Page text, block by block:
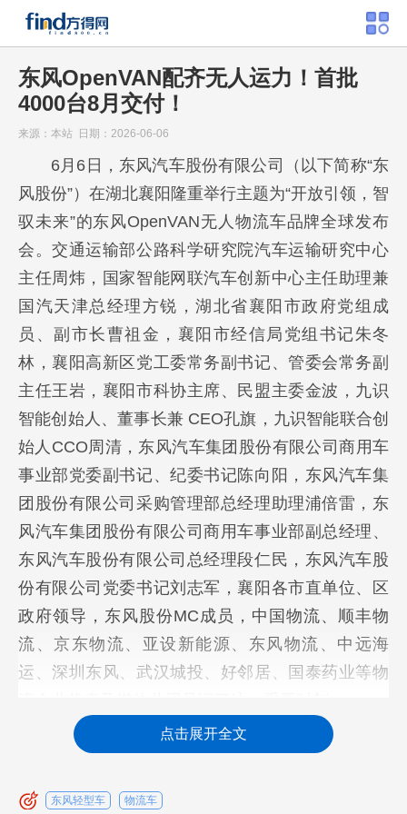
东风OpenVAN配齐无人运力！首批
4000台8月交付！
来源：本站 日期：2026-06-06
6月6日，东风汽车股份有限公司（以下简称“东
风股份”）在湖北襄阳隆重举行主题为“开放引领，智
驭未来”的东风OpenVAN无人物流车品牌全球发布
会。交通运输部公路科学研究院汽车运输研究中心
主任周炜，国家智能网联汽车创新中心主任助理兼
国汽天津总经理方锐，湖北省襄阳市政府党组成
员、副市长曹祖金，襄阳市经信局党组书记朱冬
林，襄阳高新区党工委常务副书记、管委会常务副
主任王岩，襄阳市科协主席、民盟主委金波，九识
智能创始人、董事长兼 CEO孔旗，九识智能联合创
始人CCO周清，东风汽车集团股份有限公司商用车
事业部党委副书记、纪委书记陈向阳，东风汽车集
团股份有限公司采购管理部总经理助理浦倍雷，东
风汽车集团股份有限公司商用车事业部副总经理、
东风汽车股份有限公司总经理段仁民，东风汽车股
份有限公司党委书记刘志军，襄阳各市直单位、区
政府领导，东风股份MC成员，中国物流、顺丰物
流、京东物流、亚设新能源、东风物流、中远海
运、深圳东风、武汉城投、好邻居、国泰药业等物
点击展开全文
东风轻型车 物流车